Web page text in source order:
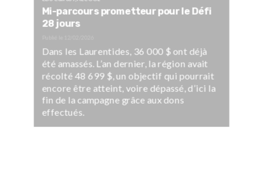
Mi-parcours prometteur pour le Défi
28 jours
Dans les Laurentides, 36 000 $ ont déjà
été amassés. L’an dernier, la région avait
récolté 48 699 $, un objectif qui pourrait
encore être atteint, voire dépassé, d’ici la
fin de la campagne grâce aux dons
effectués.